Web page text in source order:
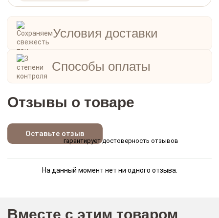
Условия доставки
Способы оплаты
Отзывы о товаре
Оставьте отзыв
гарантирует достоверность отзывов
На данный момент нет ни одного отзыва.
Вместе с этим товаром